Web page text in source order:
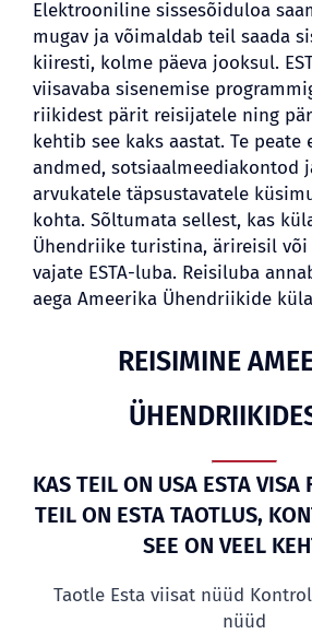
Elektrooniline sissesõiduloa
mugav ja võimaldab teil saada
kiiresti, kolme päeva jooksul.
viisavaba sisenemise
riikidest pärit reisijatele ning
kehtib see kaks aastat. Te
andmed, sotsiaalmeediakontod
arvukatele täpsustavatele
kohta. Sõltumata sellest, kas
Ühendriike turistina, ärireisil
vajate ESTA-luba. Reisiluba
aega Ameerika Ühendriikide
REISIMINE
KAS TEIL ON USA ESTA VISA
TEIL ON ESTA TAOTLUS,
SEE ON VEEL
Taotle Esta viisat nüüd
nüüd